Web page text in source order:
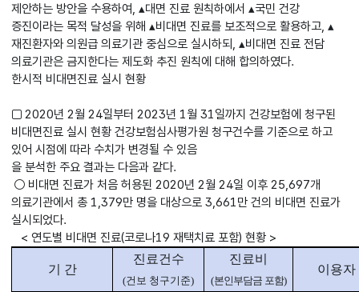
제안하는 방안을 수용하여, ▴대면 진료 원칙하에서 ▴국민 건강
증진이라는 목적 달성을 위해 ▴비대면 진료를 보조적으로 활용하고, ▴
재진환자와 의원급 의료기관 중심으로 실시하되, ▴비대면 진료 전담
의료기관은 금지한다는 제도화 추진 원칙에 대해 합의하였다.
한시적 비대면진료 실시 현황
□ 2020년 2월 24일부터 2023년 1월 31일까지 건강보험에 청구된
비대면진료 실시 현황 건강보험심사평가원 청구건수를 기준으로 하고
있어 시점에 따라 수치가 변경될 수 있음
을 분석한 주요 결과는 다음과 같다.
○ 비대면 진료가 처음 허용된 2020년 2월 24일 이후 25,697개
의료기관에서 총 1,379만 명을 대상으로 3,661만 건의 비대면 진료가
실시되었다.
< 연도별 비대면 진료(코로나19 재택치료 포함) 현황 >
기 간
진료건수
(건보 청구기준)
진료비
(본인부담금 포함)
이용자